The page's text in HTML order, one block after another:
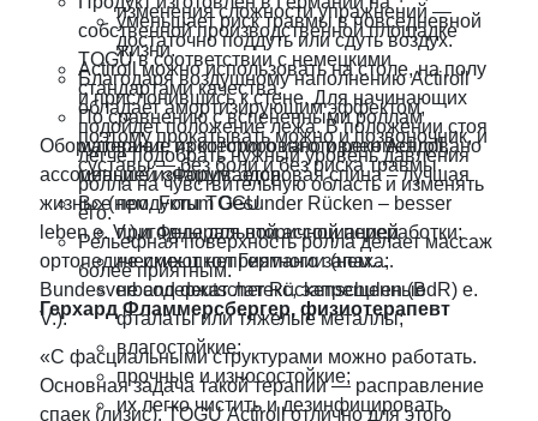
уменьшает риск травмы в повседневной
жизни.
Благодаря воздушному наполнению Actiroll
обладает амортизирующим эффектом,
поэтому прокатывать можно и позвоночник, и
суставы — без боли и без риска травмы.
изменения сложности упражнений —
достаточно поддуть или сдуть воздух.
Actiroll можно использовать на столе, на полу
и прислонившись к стене. Для начинающих
подойдет положение лежа. В положении стоя
легче подобрать нужный уровень давления
ролла на чувствительную область и изменять
его.
Рельефная поверхность ролла делает массаж
более приятным.
собственной производственной площадке
TOGU в соответствии с немецкими
стандартами качества.
По сравнению с вспененными роллам
материал, из которого изготовлен Actiroll,
меньше изнашивается.
Все продукты TOGU
пригодны для вторичной переработки;
не имеют неприятного запаха;
не содержат латекс, запрещенные
фталаты или тяжелые металлы;
влагостойкие;
прочные и износостойкие;
их легко чистить и дезинфицировать.
Оборудование протестировано и рекомендовано
ассоциацией «Форум: здоровая спина – лучшая
жизнь» (нем. Forum Gesunder Rücken – besser
leben e. V.) и Федеральной ассоциацией
ортопедических школ Германии (нем.
Bundesverband deutscher Rückenschulen (BdR) e.
V.).
Герхард Фламмерсбергер, физиотерапевт
«С фасциальными структурами можно работать.
Основная задача такой терапии — расправление
спаек (лизис). TOGU Actiroll отлично для этого